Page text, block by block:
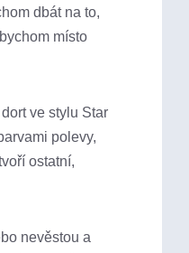
dbát na to,
místo
ve stylu Star
polevy,
ostatní,
nevěstou a